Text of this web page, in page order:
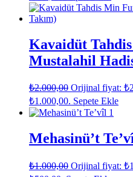
Kavaidüt
Mustalahil
₺2.000,00 Orijinal fiyat:
₺1.000,00. Sepete Ekle
Mehasinü’t
₺1.000,00 Orijinal fiyat: